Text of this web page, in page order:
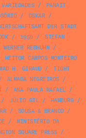
/
PANAIT
/ OSKAR/
DER STADT
/ 1950 /
STEFAN
WERNER REBHUHN /
HEITOR CAMPOS MONTEIRO
H. GIRAUD/
TIGHT
ALMADA NEGREIROS /
/ ANA PAULA RAFAEL/
JÚLIO GIL/ HAMBURG /
/ SOUSA & BRANCO/
/
MINISTÉRIO DA
SQUARE PRESS /